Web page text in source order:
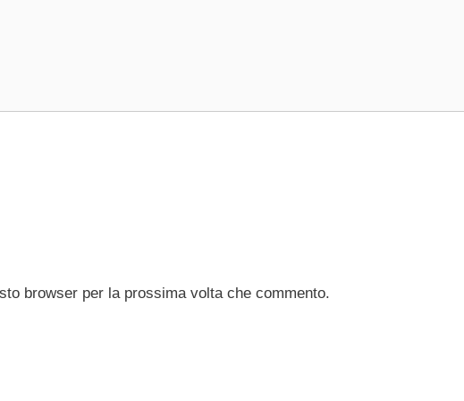
browser per la prossima volta che commento.